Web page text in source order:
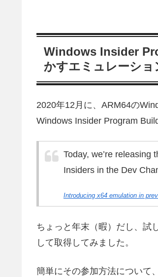
Windows Insider
かすエミュレーショ
2020年12月に、ARM64の
Windows Insider Program
Today, we’re releasing
Insiders in the Dev
Introducing x64 emulation in
ちょっと年末（暇）だし、試
して取得してみました。
簡単にその参加方法について